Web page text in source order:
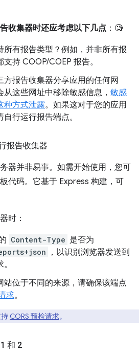
收集器时还应考虑以下几点 ：🧐
所有报告类型？例如，并非所有报
持 COOP/COEP 报告。
方报告收集器分享应用的任何网
这些网址中移除敏感信息， 敏感
种方式泄露。如果这对于您的应用
行运行报告端点。
报告收集器
器并非易事。如需开始使用，您可
代码。它基于 Express 构建，可
时：
Content-Type 是否为
，以识别浏览器发送到
站位于不同的来源，请确保该端点
求。
CORS 预检请求。
和 2